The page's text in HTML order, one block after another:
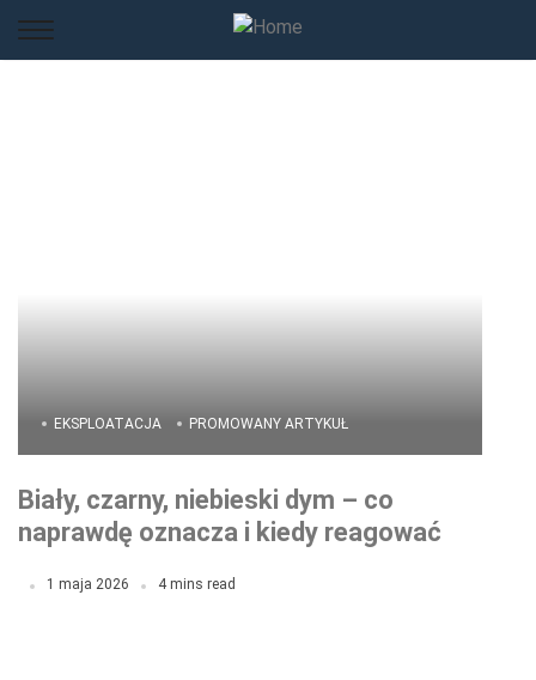
EKSPLOATACJA PROMOWANY ARTYKUŁ
Biały, czarny, niebieski dym – co
naprawdę oznacza i kiedy reagować
1 maja 2026 4 mins read